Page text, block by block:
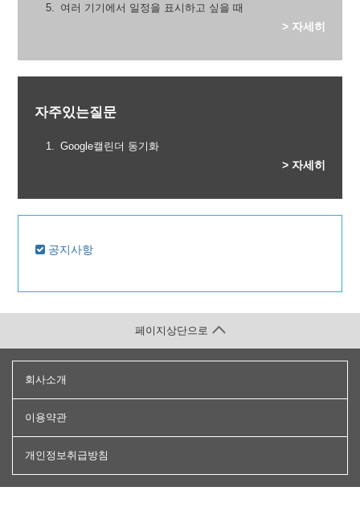
여러 기기에서 일정을 표시하고 싶을 때
> 자세히
자주있는질문
Google캘린더 동기화
> 자세히
공지사항
회사소개
이용약관
개인정보취급방침
페이지상단으로